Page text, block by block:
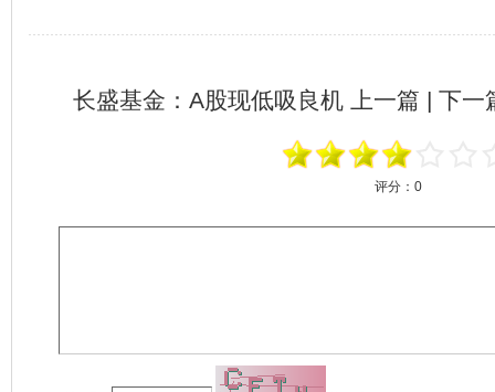
长盛基金：A股现低吸良机上一篇 | 下一
评分： 0